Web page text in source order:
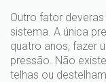
Outro fator
sistema. A única
quatro anos, fazer
pressão. Não
telhas ou